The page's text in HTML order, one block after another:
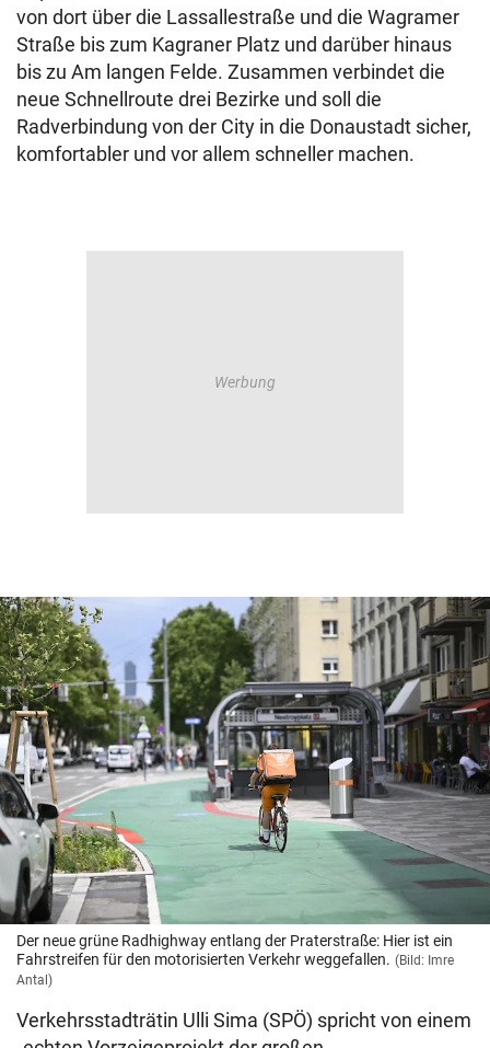
von dort über die Lassallestraße und die Wagramer
Straße bis zum Kagraner Platz und darüber hinaus
bis zu Am langen Felde. Zusammen verbindet die
neue Schnellroute drei Bezirke und soll die
Radverbindung von der City in die Donaustadt sicher,
komfortabler und vor allem schneller machen.
Der neue grüne Radhighway entlang der Praterstraße: Hier ist ein
Fahrstreifen für den motorisierten Verkehr weggefallen. (Bild: Imre
Antal)
Verkehrsstadträtin Ulli Sima (SPÖ) spricht von einem